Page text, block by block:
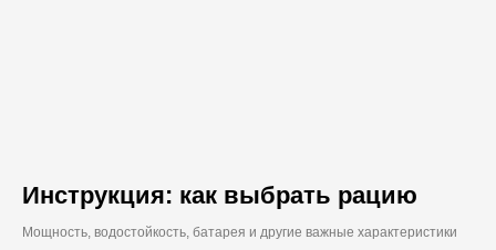
Инструкция: как выбрать рацию
Мощность, водостойкость, батарея и другие важные характеристики